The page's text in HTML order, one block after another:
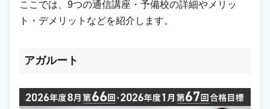
ここでは、9つの通信講座・予備校の詳細やメリッ
ト・デメリットなどを紹介します。
アガルート